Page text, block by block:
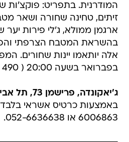
המודרנית. בתפריט: פוקצ'ות
זיתים, טחינה שחורה ושאר
ארגמן ממולא, ג'לי פירות
בהשראת המטבח הצרפתי
בפברואר בשעה 20:00 ( 490 שקלים למשתתף).
ג'יאקונדה, פרישמן 73, תל אביב
6006863 או 052-6636638.